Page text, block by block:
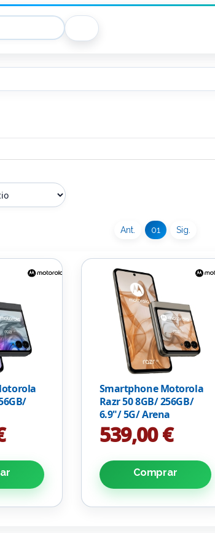
Ant. 01 Sig.
Smartphone Motorola
Razr 50 8GB/ 256GB/
6.9"/ 5G/ Arena
539,00 €
Comprar